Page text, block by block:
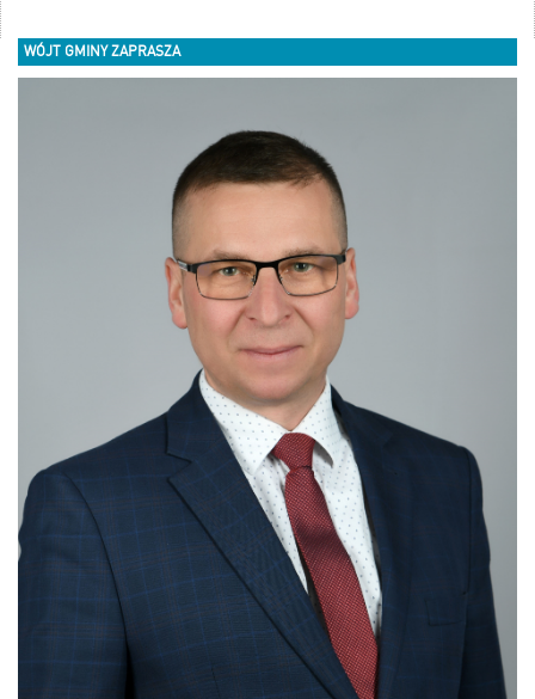
WÓJT GMINY ZAPRASZA